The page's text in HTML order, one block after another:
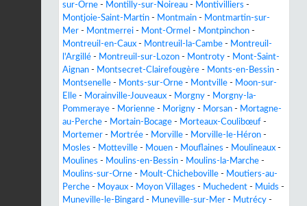
sur-Orne - Montilly-sur-Noireau - Montivilliers -
Montjoie-Saint-Martin - Montmain - Montmartin-sur-
Mer - Montmerrei - Mont-Ormel - Montpinchon -
Montreuil-en-Caux - Montreuil-la-Cambe - Montreuil-
l'Argillé - Montreuil-sur-Lozon - Montroty - Mont-Saint-
Aignan - Montsecret-Clairefougère - Monts-en-Bessin -
Montsenelle - Monts-sur-Orne - Montville - Moon-sur-
Elle - Morainville-Jouveaux - Morgny - Morgny-la-
Pommeraye - Morienne - Morigny - Morsan - Mortagne-
au-Perche - Mortain-Bocage - Morteaux-Coulibœuf -
Mortemer - Mortrée - Morville - Morville-le-Héron -
Mosles - Motteville - Mouen - Mouflaines - Moulineaux -
Moulines - Moulins-en-Bessin - Moulins-la-Marche -
Moulins-sur-Orne - Moult-Chicheboville - Moutiers-au-
Perche - Moyaux - Moyon Villages - Muchedent - Muids -
Muneville-le-Bingard - Muneville-sur-Mer - Mutrécy -